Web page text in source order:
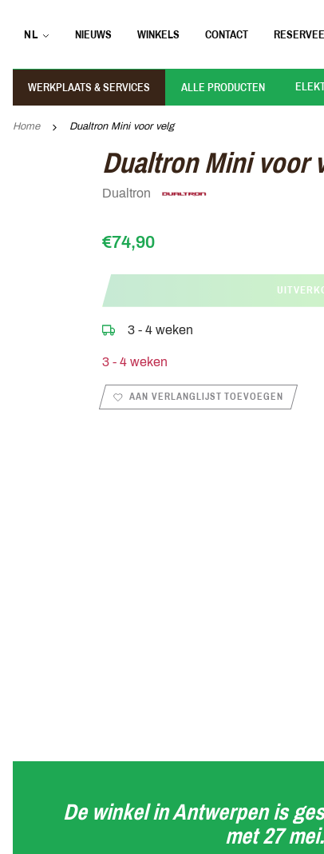
NL NIEUWS WINKELS CONTACT
WERKPLAATS & SERVICES ALLE PRODUCTEN
Home Dualtron Mini voor velg
Dualtron Mini voor
Dualtron
€74,90
3 - 4 weken
3 - 4 weken
AAN VERLANGLIJST TOEVOEGEN
De winkel in Antwerpen is
met 27 mei.